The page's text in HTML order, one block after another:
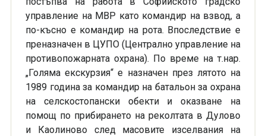
управление на МВР като командир на взвод, а
по-късно е командир на рота. Впоследствие е
преназначен в ЦУПО (Централно управление на
противопожарната охрана). По време на т.нар.
„Голяма екскурзия“ е назначен през лятото на
1989 година за командир на батальон за охрана
на селскостопански обекти и оказване на
помощ по прибирането на реколтата в Дулово
и Каолиново след масовите изселвания на